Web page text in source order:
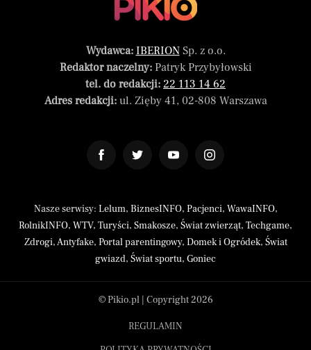
Wydawca: IBERIONSp. z o.o.
Redaktor naczelny:Patryk Przybyłowski
tel. do redakcji: 22 113 14 62
Adres redakcji:ul. Zięby 41, 02-808 Warszawa
Nasze serwisy: Lelum, BiznesINFO, Pacjenci, WawaINFO,
RolnikINFO, WTV, Turyści, Smakosze, Świat zwierząt, Techgame,
Zdrogi,Antyfake, Portal parentingowy, Domek i Ogródek, Świat
gwiazd, Świat sportu, Goniec
© Pikio.pl | Copyright 2026
REGULAMIN